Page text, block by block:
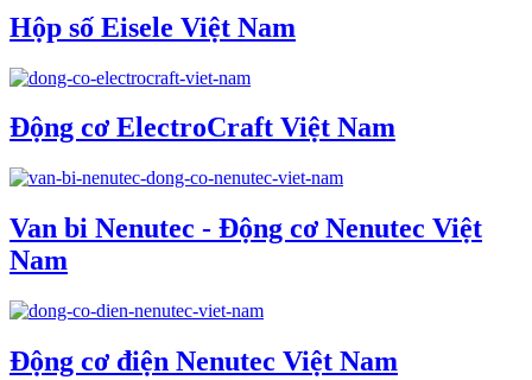
Hộp số Eisele Việt Nam
Động cơ ElectroCraft Việt Nam
Van bi Nenutec - Động cơ Nenutec Việt
Nam
Động cơ điện Nenutec Việt Nam